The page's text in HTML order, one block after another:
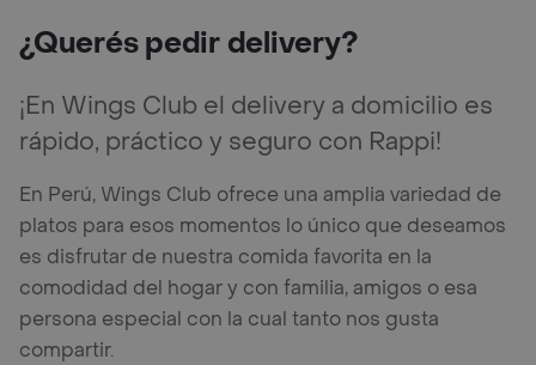
¿Querés pedir delivery?
¡En Wings Club el delivery a domicilio es
rápido, práctico y seguro con Rappi!
En Perú, Wings Club ofrece una amplia variedad de
platos para esos momentos lo único que deseamos
es disfrutar de nuestra comida favorita en la
comodidad del hogar y con familia, amigos o esa
persona especial con la cual tanto nos gusta
compartir.